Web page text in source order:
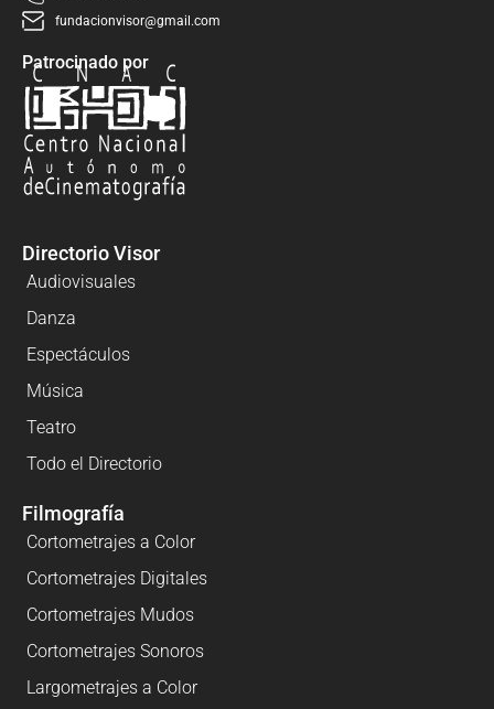
fundacionvisor@gmail.com
Patrocinado por
Directorio Visor
Audiovisuales
Danza
Espectáculos
Música
Teatro
Todo el Directorio
Filmografía
Cortometrajes a Color
Cortometrajes Digitales
Cortometrajes Mudos
Cortometrajes Sonoros
Largometrajes a Color